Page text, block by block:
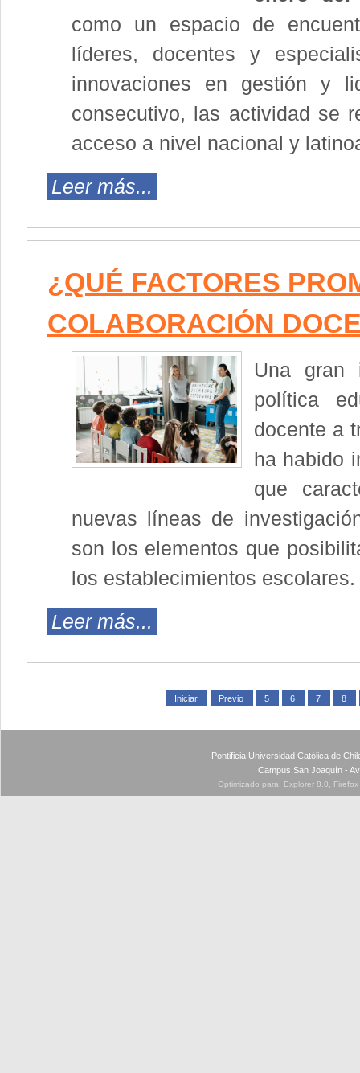
como un espacio de
líderes, docentes y
innovaciones en gestión y
consecutivo, las actividad se
acceso a nivel nacional y
Leer más...
¿QUÉ FACTORES
COLABORACIÓN
Una gran
política
docente a
ha habido
que
nuevas líneas de
son los elementos que
los establecimientos escolares.
Leer más...
Iniciar Previo 5 6 7 8
Pontificia Universidad Católica de
Campus San Joaquín -
Optimizado para: Explorer 8.0,